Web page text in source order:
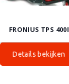
FRONIUS TPS 400I
Details bekijken